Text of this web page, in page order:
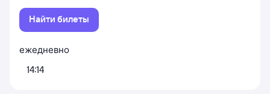
Найти билеты
ежедневно
14:14